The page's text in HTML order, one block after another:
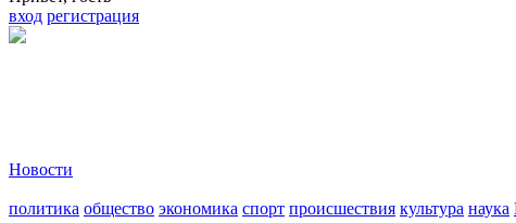
вход регистрация
Новости
политика общество экономика спорт происшествия культура наука